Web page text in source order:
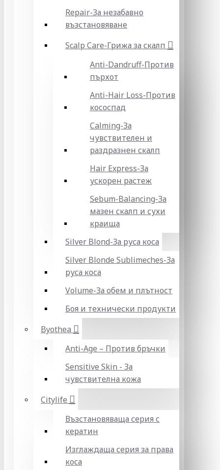
Repair-За незабавно
възстановяване
Scalp Care-Грижа за скалп
Anti-Dandruff-Против
пърхот
Anti-Hair Loss-Против
кососпад
Calming-За
чувствителен и
раздразнен скалп
Hair Express-За
ускорен растеж
Sebum-Balancing-За
мазен скалп и сухи
краища
Silver Blond-За руса коса
Silver Blonde Sublіmeches-За
руса коса
Volume-За обем и плътност
Боя и технически продукти
Byothea
Anti-Age – Против бръчки
Sensitive Skin - За
чувствителна кожа
Citylife
Възстановяваща серия с
кератин
Изглаждаща серия за права
коса